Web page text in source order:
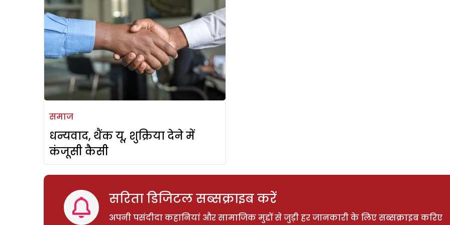
समाज
धन्यवाद, थैंक यू, शुक्रिया देने में
कंजूसी कैसी
सरिता डिजिटल सब्सक्राइब करें
अपनी पसंदीदा कहानियां और सामाजिक मुद्दों से जुड़ी हर जानकारी के लिए सब्सक्राइब करिए